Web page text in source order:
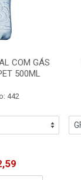
COM GÁS
500ML
442